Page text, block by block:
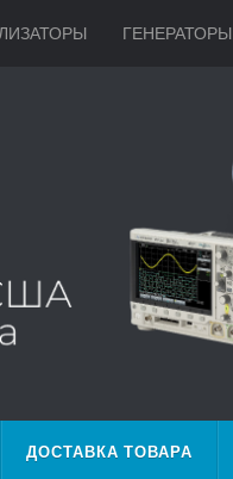
ГЕНЕРАТОРЫ
ДОСТАВКА ТОВАРА